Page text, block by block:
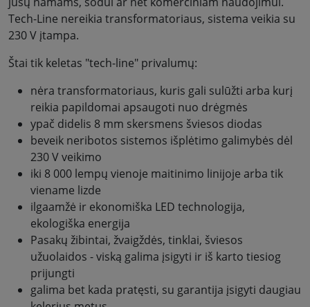
Tech-Line nereikia transformatoriaus, sistema veikia su
230 V įtampa.
Štai tik keletas "tech-line" privalumų:
nėra transformatoriaus, kuris gali sulūžti arba kurį
reikia papildomai apsaugoti nuo drėgmės
ypač didelis 8 mm skersmens šviesos diodas
beveik neribotos sistemos išplėtimo galimybės dėl
230 V veikimo
iki 8 000 lempų vienoje maitinimo linijoje arba tik
viename lizde
ilgaamžė ir ekonomiška LED technologija,
ekologiška energija
Pasakų žibintai, žvaigždės, tinklai, šviesos
užuolaidos - viską galima įsigyti ir iš karto tiesiog
prijungti
galima bet kada pratęsti, su garantija įsigyti daugiau